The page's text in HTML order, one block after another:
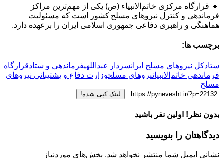
🔹 قرارگاه مرکزی خاتم‌الانبیاء (ص) یکی از مهم‌ترین مراکز
فرماندهی و کنترل نیروهای مسلح کشور است که مسئولیت
هماهنگی و راهبری دفاعی جمهوری اسلامی ایران را برعهده دارد.
برچسب ها:
ستادکل نیروهای مسلح ایرانسردار عبداللهیفرماندهی و ستادقرارگاه
فرماندهی خاتم‌الانبیانیروهای مسلحوزارت دفاع و پشتیبانی نیروهای
مسلح
لینک کپی شده!
بدون نظر! اولین نفر باشید
دیدگاهتان را بنویسید
نشانی ایمیل شما منتشر نخواهد شد. بخش‌های موردنیاز